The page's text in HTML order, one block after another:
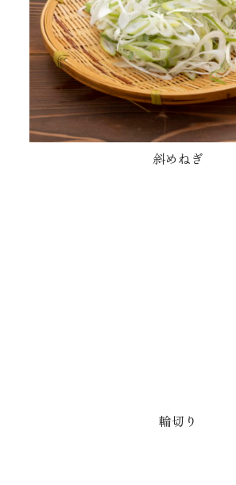
斜めねぎ
輪切り